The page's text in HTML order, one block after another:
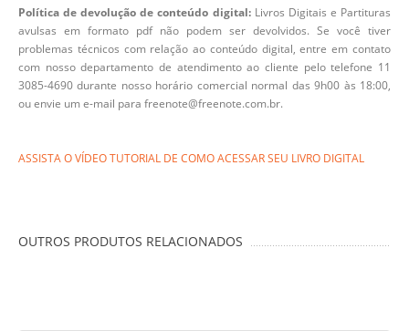
Política de devolução de conteúdo digital:Livros Digitais e Partituras
avulsas em formato pdf não podem ser devolvidos. Se você tiver
problemas técnicos com relação ao conteúdo digital, entre em contato
com nosso departamento de atendimento ao cliente pelo telefone 11
3085-4690 durante nosso horário comercial normal das 9h00 às 18:00,
ou envie um e-mail para freenote@freenote.com.br.
ASSISTA O VÍDEO TUTORIAL DE COMO ACESSAR SEU LIVRO DIGITAL
OUTROS PRODUTOS RELACIONADOS